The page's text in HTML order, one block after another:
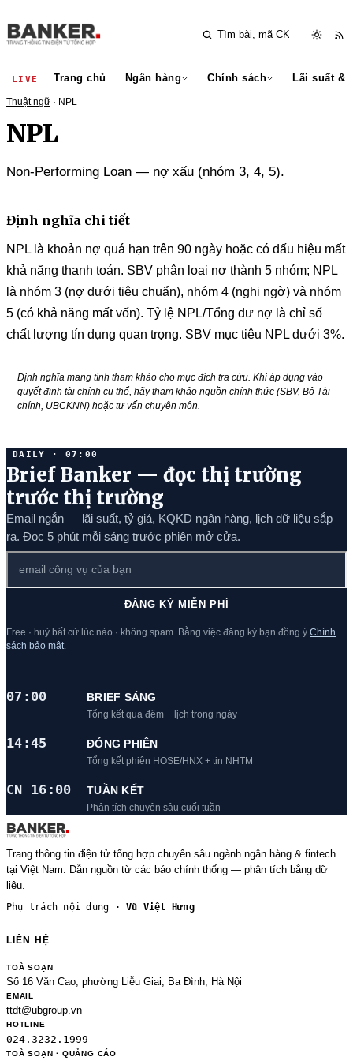
LIVE Trang chủ Ngân hàng Chính sách Lãi suất &
Thuật ngữ · NPL
NPL
Non-Performing Loan — nợ xấu (nhóm 3, 4, 5).
Định nghĩa chi tiết
NPL là khoản nợ quá hạn trên 90 ngày hoặc có dấu hiệu mất
khả năng thanh toán. SBV phân loại nợ thành 5 nhóm; NPL
là nhóm 3 (nợ dưới tiêu chuẩn), nhóm 4 (nghi ngờ) và nhóm
5 (có khả năng mất vốn). Tỷ lệ NPL/Tổng dư nợ là chỉ số
chất lượng tín dụng quan trọng. SBV mục tiêu NPL dưới 3%.
Định nghĩa mang tính tham khảo cho mục đích tra cứu. Khi áp dụng vào
quyết định tài chính cụ thể, hãy tham khảo nguồn chính thức (SBV, Bộ Tài
chính, UBCKNN) hoặc tư vấn chuyên môn.
DAILY · 07:00
Brief Banker — đọc thị trường
trước thị trường
Email ngắn — lãi suất, tỷ giá, KQKD ngân hàng, lịch dữ liệu sắp
ra. Đọc 5 phút mỗi sáng trước phiên mở cửa.
ĐĂNG KÝ MIỄN PHÍ
Free · huỷ bất cứ lúc nào · không spam. Bằng việc đăng ký bạn đồng ý Chính
sách bảo mật
07:00 BRIEF SÁNG
Tổng kết qua đêm + lịch trong ngày
14:45 ĐÓNG PHIÊN
Tổng kết phiên HOSE/HNX + tin NHTM
CN 16:00 TUẦN KẾT
Phân tích chuyên sâu cuối tuần
Trang thông tin điện tử tổng hợp chuyên sâu ngành ngân hàng & fintech
tại Việt Nam. Dẫn nguồn từ các báo chính thống — phân tích bằng dữ
liệu.
Phụ trách nội dung ·Vũ Việt Hưng
LIÊN HỆ
TOÀ SOẠN
Số 16 Văn Cao, phường Liễu Giai, Ba Đình, Hà Nội
EMAIL
ttdt@ubgroup.vn
HOTLINE
024.3232.1999
TOÀ SOẠN · QUẢNG CÁO